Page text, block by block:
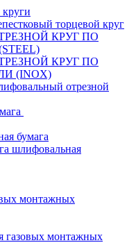
торцевой круг
КРУГ ПО
КРУГ ПО
(INOX)
отрезной
бумага
шлифовальная
монтажных
газовых монтажных